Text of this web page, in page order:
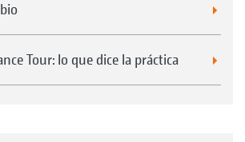
Tour: lo que dice la práctica